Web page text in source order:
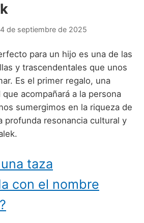
niño que empiezan por D
niño que empiezan por E
niño que empiezan por F
niño que empiezan por G
niño que empiezan por H
de niño que empiezan por I
niño que empiezan por J
niño que empiezan por K
de Niño Asturianos
de Niño Baleares
de Niño Canarios
de Niño Cantabros
de Niño Catalanes
de Niño Extremeños
de Niño Gallegos
de Niño Celtas
de Niño Egipcios
de Niño Griegos
de Niño Mitologicos
de Niño Vikingos
de Niño Alemanes
de Niño Americanos
de Niño Arabes
de Niño Chinos
Niño Hispanoamericanos
de Niño Ingleses
de Niño Italianos
Buscar
4 de septiembre de 2025
para un hijo es una de las
y trascendentales que unos
Es el primer regalo, una
acompañará a la persona
sumergimos en la riqueza de
profunda resonancia cultural y
taza
con el nombre